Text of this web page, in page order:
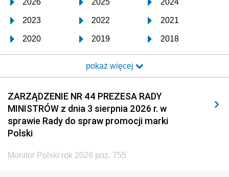
2026 2025 2024
2023 2022 2021
2020 2019 2018
2017 2016 2015
2014 2013 2012
2011 2010 2009
2008 2007 2006
2005
pokaż więcej
ZARZĄDZENIE NR 44 PREZESA RADY
MINISTRÓW z dnia 3 sierpnia 2026 r. w
sprawie Rady do spraw promocji marki
Polski
Monitor Polski rok 2026 poz. 755